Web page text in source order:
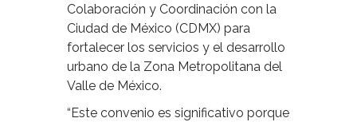
Colaboración y Coordinación con la
Ciudad de México (CDMX) para
fortalecer los servicios y el desarrollo
urbano de la Zona Metropolitana del
Valle de México.
“Este convenio es significativo porque